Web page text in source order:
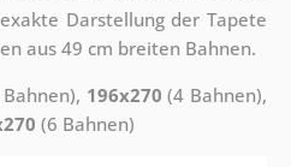
Darstellung der Tapete
aus 49 cm breiten Bahnen.
196x270 (4 Bahnen),
(6 Bahnen)